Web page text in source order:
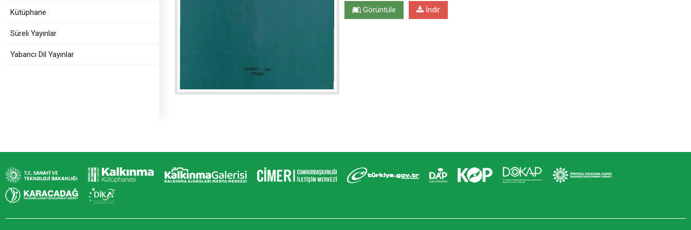
Kütüphane
Süreli Yayınlar
Yabancı Dil Yayınlar
Görüntüle İndir